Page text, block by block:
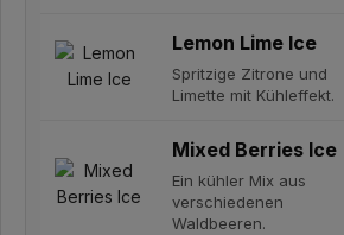
Lemon Lime Ice
Spritzige Zitrone und
Limette mit Kühleffekt.
Mixed Berries Ice
Ein kühler Mix aus
verschiedenen
Waldbeeren.